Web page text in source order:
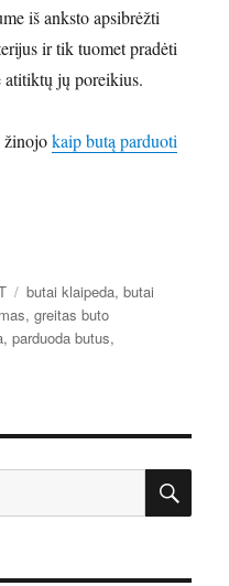
iš anksto apsibrėžti
ir tik tuomet pradėti
jų poreikius.
žinojokaip butą parduoti
Žymos
butai klaipeda,butai
,greitas buto
,parduoda butus,